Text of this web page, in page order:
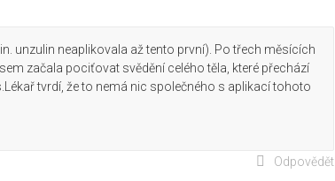
unzulin neaplikovala až tento první). Po třech měsících
začala pociťovat svědění celého těla, které přechází
tvrdí, že to nemá nic společného s aplikací tohoto
Odpovědět